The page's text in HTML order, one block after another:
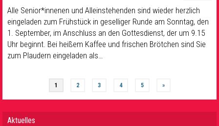
Alle Senior*innenen und Alleinstehenden sind wieder herzlich
eingeladen zum Frühstück in geselliger Runde am Sonntag, den
1. September, im Anschluss an den Gottesdienst, der um 9.15
Uhr beginnt. Bei heißem Kaffee und frischen Brötchen sind Sie
zum Plaudern eingeladen als…
1 2 3 4 5 »
Aktuelles